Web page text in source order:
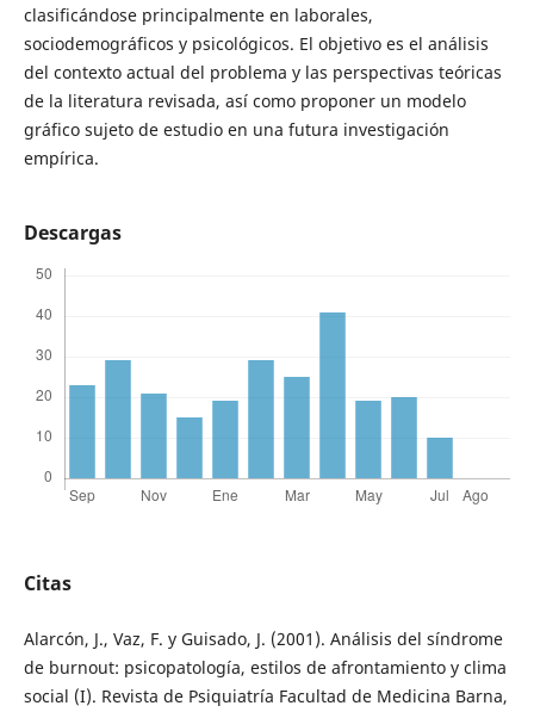
clasificándose principalmente en laborales,
sociodemográficos y psicológicos. El objetivo es el análisis
del contexto actual del problema y las perspectivas teóricas
de la literatura revisada, así como proponer un modelo
gráfico sujeto de estudio en una futura investigación
empírica.
Descargas
Citas
Alarcón, J., Vaz, F. y Guisado, J. (2001). Análisis del síndrome
de burnout: psicopatología, estilos de afrontamiento y clima
social (I). Revista de Psiquiatría Facultad de Medicina Barna,